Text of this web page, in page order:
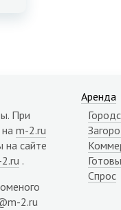
При
m-2.ru
на сайте
.
2.ru
Аренда
Спрос